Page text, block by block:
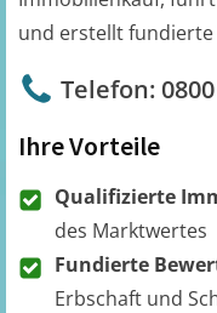
und erstellt
Telefon:
Ihre Vorteile
Qualifizierte
des Marktwertes
Fundierte
Erbschaft und